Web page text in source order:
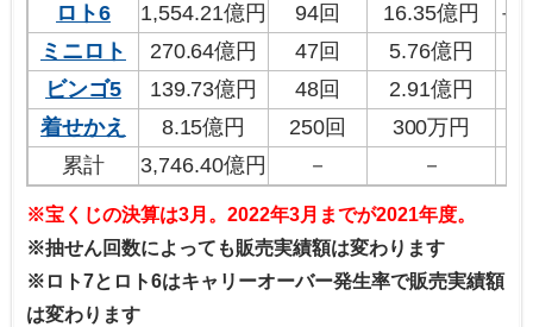
ロト6
1,554.21億円 94回 16.35億円
＋
ミニロト
270.64億円 47回 5.76億円
ビンゴ5
139.73億円 48回 2.91億円
着せかえ
8.15億円 250回 300万円
累計
3,746.40億円 － －
※宝くじの決算は3月。2022年3月までが2021年度。
※抽せん回数によっても販売実績額は変わります
※ロト7とロト6はキャリーオーバー発生率で販売実績額
は変わります